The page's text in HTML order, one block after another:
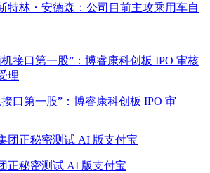
特林・安德森：公司目前主攻乘用车自
口第一股”：博睿康科创板 IPO 审
正秘密测试 AI 版支付宝